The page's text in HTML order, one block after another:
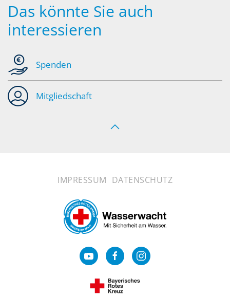
Das könnte Sie auch
interessieren
Spenden
Mitgliedschaft
IMPRESSUM DATENSCHUTZ